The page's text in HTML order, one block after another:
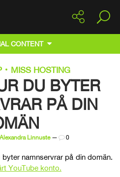
CONTENT
MISS HOSTING
DU BYTER
PÅ DIN
Alexandra Linnuste— 0
namnservrar på din domän.
YouTube konto.